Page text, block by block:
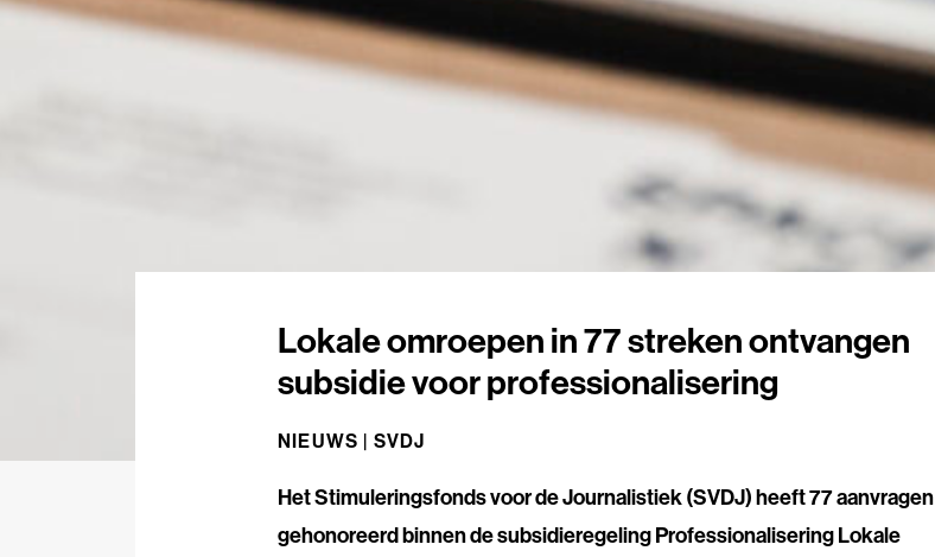
Lokale omroepen in 77 streken ontvangen
subsidie voor professionalisering
NIEUWS | SVDJ
Het Stimuleringsfonds voor de Journalistiek (SVDJ) heeft 77 aanvragen
gehonoreerd binnen de subsidieregeling Professionalisering Lokale